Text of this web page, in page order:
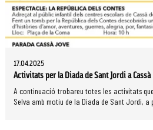
17.04.2025
Activitats per la Diada de Sant Jordi a Cassà
A continuació trobareu totes les activitats
Selva amb motiu de la Diada de Sant Jordi, a